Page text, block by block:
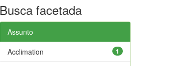
Busca facetada
Assunto
1
Acclimation